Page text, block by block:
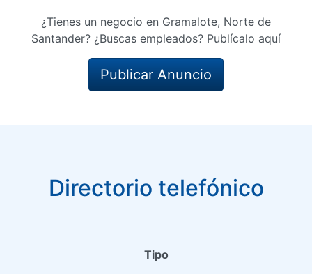
¿Tienes un negocio en Gramalote, Norte de
Santander? ¿Buscas empleados? Publícalo aquí
Publicar Anuncio
Directorio telefónico
Tipo